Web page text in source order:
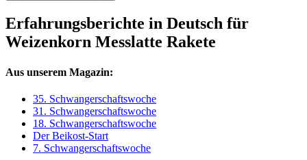
Erfahrungsberichte in Deutsch für
Weizenkorn Messlatte Rakete
Aus unserem Magazin:
35. Schwangerschaftswoche
31. Schwangerschaftswoche
18. Schwangerschaftswoche
Der Beikost-Start
7. Schwangerschaftswoche